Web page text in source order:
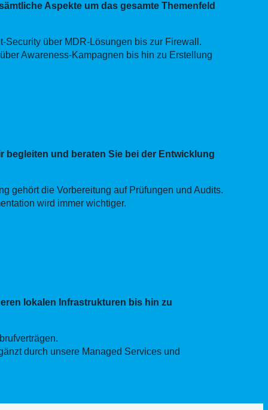
Aspekte um das gesamte Themenfeld
Security über MDR-Lösungen bis zur Firewall.
Awareness-Kampagnen bis hin zu Erstellung
begleiten und beraten Sie bei der Entwicklung
gehört die Vorbereitung auf Prüfungen und Audits.
wird immer wichtiger.
lokalen Infrastrukturen bis hin zu
durch unsere Managed Services und